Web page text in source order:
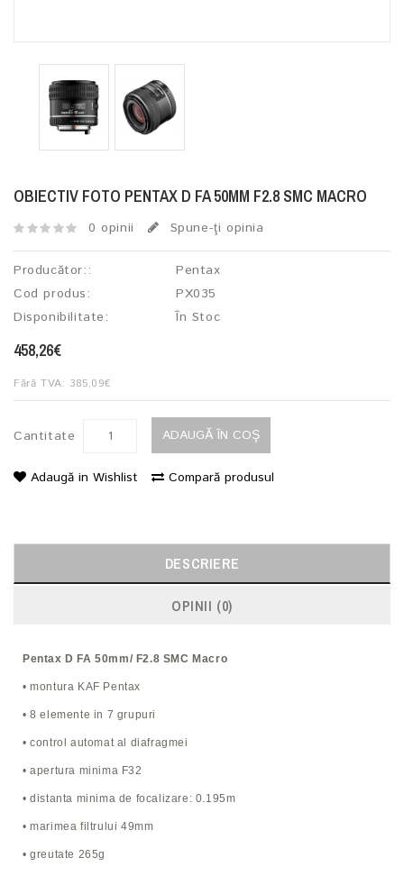
OBIECTIV FOTO PENTAX D FA 50MM F2.8 SMC MACRO
0 opinii Spune-ţi opinia
Producător::
Pentax
Cod produs:
PX035
Disponibilitate:
În Stoc
458,26€
Fără TVA: 385,09€
Cantitate ADAUGĂ ÎN COŞ
Adaugă in Wishlist Compară produsul
DESCRIERE
OPINII (0)
Pentax D FA 50mm/ F2.8 SMC Macro
• montura KAF Pentax
• 8 elemente in 7 grupuri
• control automat al diafragmei
• apertura minima F32
• distanta minima de focalizare: 0.195m
• marimea filtrului 49mm
• greutate 265g